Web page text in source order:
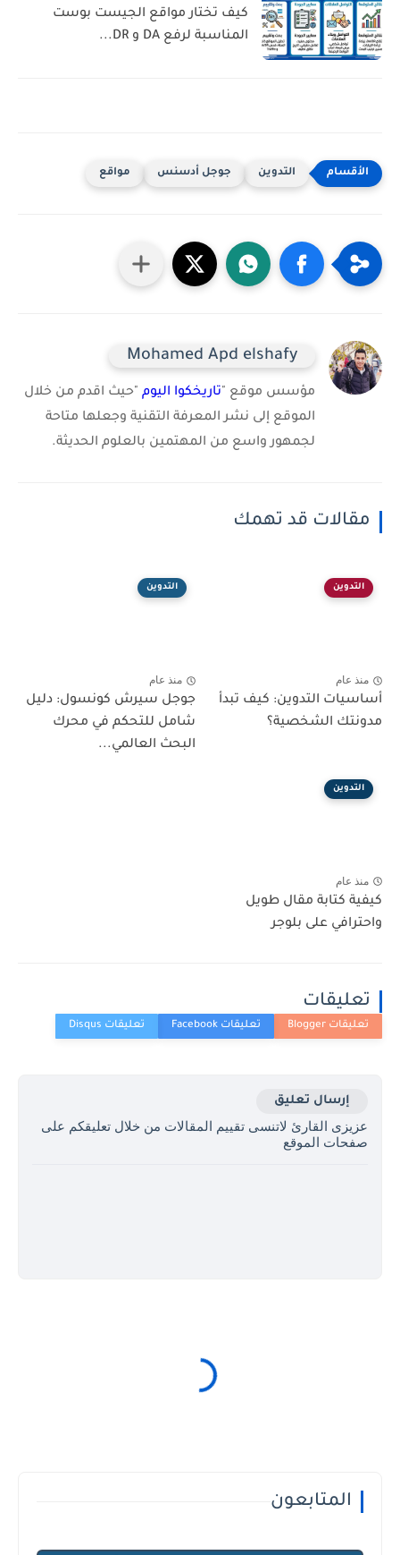
كيف تختار مواقع الجيست بوست
المناسبة لرفع DA و DR...
التدوين جوجل أدسنس مواقع
Mohamed Apd elshafy
مؤسس موقع "تاريخكوا اليوم "حيث اقدم من خلال
الموقع إلى نشر المعرفة التقنية وجعلها متاحة
لجمهور واسع من المهتمين بالعلوم الحديثة.
مقالات قد تهمك
التدوين
منذ عام
أساسيات التدوين: كيف تبدأ
مدونتك الشخصية؟
التدوين
منذ عام
جوجل سيرش كونسول: دليل
شامل للتحكم في محرك
البحث العالمي...
التدوين
منذ عام
كيفية كتابة مقال طويل
واحترافي على بلوجر
تعليقات
إرسال تعليق
عزيزى القارئ لاتنسى تقييم المقالات من خلال تعليقكم على
صفحات الموقع
المتابعون